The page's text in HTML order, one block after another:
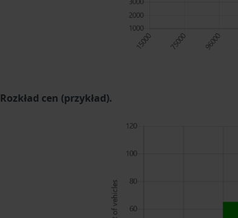
Rozkład cen (przykład).